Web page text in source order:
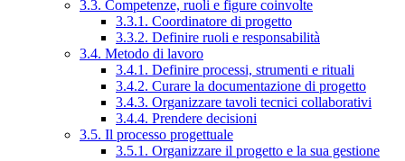
3.3. Competenze, ruoli e figure coinvolte
3.3.1. Coordinatore di progetto
3.3.2. Definire ruoli e responsabilità
3.4. Metodo di lavoro
3.4.1. Definire processi, strumenti e rituali
3.4.2. Curare la documentazione di progetto
3.4.3. Organizzare tavoli tecnici collaborativi
3.4.4. Prendere decisioni
3.5. Il processo progettuale
3.5.1. Organizzare il progetto e la sua gestione